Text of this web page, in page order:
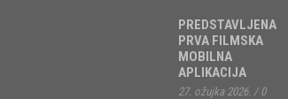
PREDSTAVLJENA
PRVA FILMSKA
MOBILNA
APLIKACIJA
27. ožujka 2026. / 0